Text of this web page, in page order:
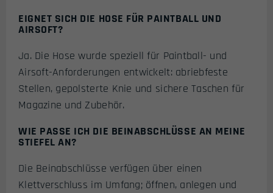
EIGNET SICH DIE HOSE FÜR PAINTBALL UND
AIRSOFT?
Ja. Die Hose wurde speziell für Paintball- und
Airsoft-Anforderungen entwickelt: abriebfeste
Stellen, gepolsterte Knie und sichere Taschen für
Magazine und Zubehör.
WIE PASSE ICH DIE BEINABSCHLÜSSE AN MEINE
STIEFEL AN?
Die Beinabschlüsse verfügen über einen
Klettverschluss im Umfang; öffnen, anlegen und